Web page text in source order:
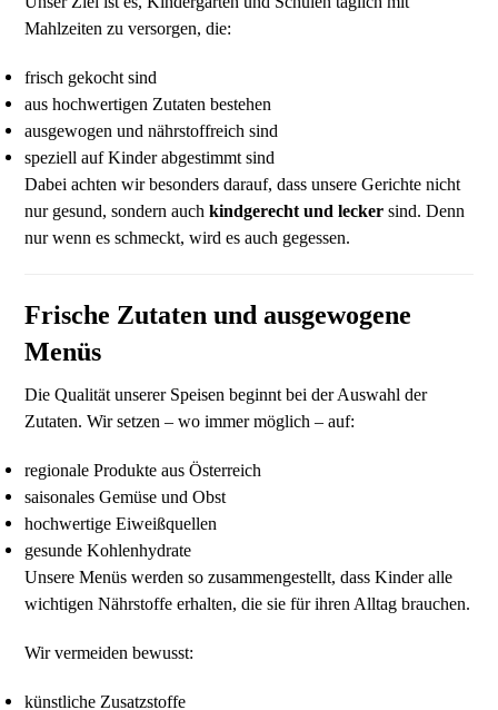
Mahlzeiten zu versorgen, die:
frisch gekocht sind
aus hochwertigen Zutaten bestehen
ausgewogen und nährstoffreich sind
speziell auf Kinder abgestimmt sind
Dabei achten wir besonders darauf, dass unsere Gerichte nicht
nur gesund, sondern auchkindgerecht und lecker sind. Denn
nur wenn es schmeckt, wird es auch gegessen.
Frische Zutaten und ausgewogene
Menüs
Die Qualität unserer Speisen beginnt bei der Auswahl der
Zutaten. Wir setzen – wo immer möglich – auf:
regionale Produkte aus Österreich
saisonales Gemüse und Obst
hochwertige Eiweißquellen
gesunde Kohlenhydrate
Unsere Menüs werden so zusammengestellt, dass Kinder alle
wichtigen Nährstoffe erhalten, die sie für ihren Alltag brauchen.
Wir vermeiden bewusst:
künstliche Zusatzstoffe